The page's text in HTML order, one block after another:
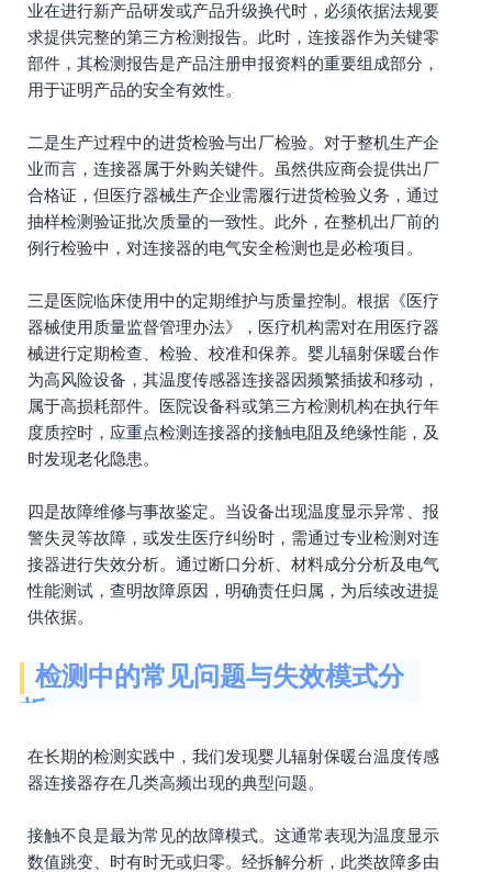
业在进行新产品研发或产品升级换代时，必须依据法规要
求提供完整的第三方检测报告。此时，连接器作为关键零
部件，其检测报告是产品注册申报资料的重要组成部分，
用于证明产品的安全有效性。
二是生产过程中的进货检验与出厂检验。对于整机生产企
业而言，连接器属于外购关键件。虽然供应商会提供出厂
合格证，但医疗器械生产企业需履行进货检验义务，通过
抽样检测验证批次质量的一致性。此外，在整机出厂前的
例行检验中，对连接器的电气安全检测也是必检项目。
三是医院临床使用中的定期维护与质量控制。根据《医疗
器械使用质量监督管理办法》，医疗机构需对在用医疗器
械进行定期检查、检验、校准和保养。婴儿辐射保暖台作
为高风险设备，其温度传感器连接器因频繁插拔和移动，
属于高损耗部件。医院设备科或第三方检测机构在执行年
度质控时，应重点检测连接器的接触电阻及绝缘性能，及
时发现老化隐患。
四是故障维修与事故鉴定。当设备出现温度显示异常、报
警失灵等故障，或发生医疗纠纷时，需通过专业检测对连
接器进行失效分析。通过断口分析、材料成分分析及电气
性能测试，查明故障原因，明确责任归属，为后续改进提
供依据。
检测中的常见问题与失效模式分
析
在长期的检测实践中，我们发现婴儿辐射保暖台温度传感
器连接器存在几类高频出现的典型问题。
接触不良是最为常见的故障模式。这通常表现为温度显示
数值跳变、时有时无或归零。经拆解分析，此类故障多由